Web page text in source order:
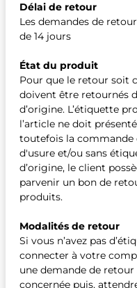
Délai de retour
Les demandes de
de 14 jours
État du produit
Pour que le retour soit
doivent être retournés
d’origine. L’étiquette
l’article ne doit
toutefois la commande
d'usure et/ou sans
d’origine, le client
parvenir un bon de
produits.
Modalités de retour
Si vous n’avez pas
connecter à votre
une demande de
concernée puis,